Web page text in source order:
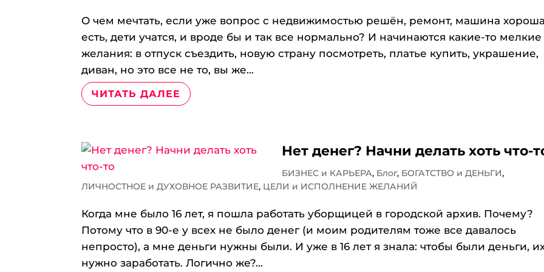
О чем мечтать, если уже вопрос с недвижимостью решён, ремонт, машина
есть, дети учатся, и вроде бы и так все нормально? И начинаются какие-то мелкие
желания: в отпуск съездить, новую страну посмотреть, платье купить, украшение,
диван, но это все не то, вы же...
ЧИТАТЬ ДАЛЕЕ
Нет денег? Начни делать хоть что-
БИЗНЕС и КАРЬЕРА, Блог, БОГАТСТВО и ДЕНЬГИ,
ЛИЧНОСТНОЕ и ДУХОВНОЕ РАЗВИТИЕ, ЦЕЛИ и ИСПОЛНЕНИЕ ЖЕЛАНИЙ
Когда мне было 16 лет, я пошла работать уборщицей в городской архив. Почему?⠀
Потому что в 90-е у всех не было денег (и моим родителям тоже все давалось
непросто), а мне деньги нужны были. И уже в 16 лет я знала: чтобы были деньги,
нужно заработать. Логично же?...